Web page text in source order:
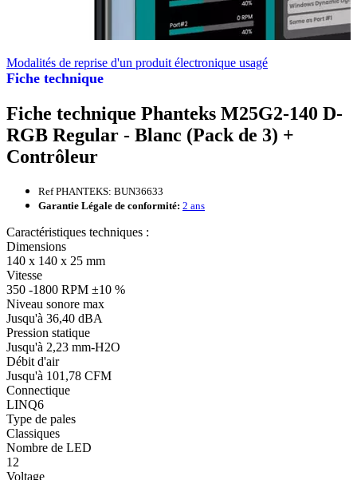
Fiche technique
Modalités de reprise d'un produit électronique usagé
Fiche technique Phanteks M25G2-140 D-
RGB Regular - Blanc (Pack de 3) +
Contrôleur
Ref PHANTEKS: BUN36633
Garantie Légale de conformité: 2 ans
Caractéristiques techniques :
Dimensions
140 x 140 x 25 mm
Vitesse
350 -1800 RPM ±10 %
Niveau sonore max
Jusqu'à 36,40 dBA
Pression statique
Jusqu'à 2,23 mm-H2O
Débit d'air
Jusqu'à 101,78 CFM
Connectique
LINQ6
Type de pales
Classiques
Nombre de LED
12
Voltage